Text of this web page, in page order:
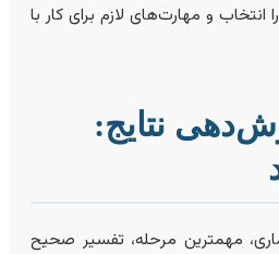
و مهارت‌های لازم برای کار با
نتایج:
مرحله، تفسیر صحیح